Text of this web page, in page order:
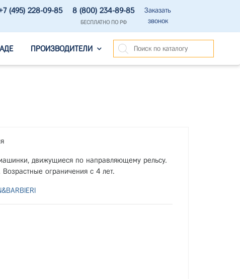
(495) 228-09-85 8 (800) 234-89-85
БЕСПЛАТНО ПО РФ
Заказать
звонок
ПРОИЗВОДИТЕЛИ
движущиеся по направляющему рельсу.
ограничения с 4 лет.